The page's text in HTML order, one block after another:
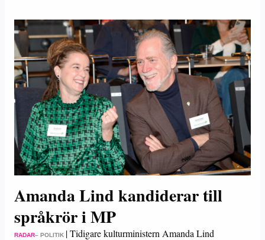
Amanda Lind kandiderar till
språkrör i MP
RADAR– POLITIK |Tidigare kulturministern Amanda Lind